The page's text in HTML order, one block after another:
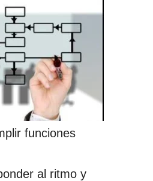
funciones
al ritmo y